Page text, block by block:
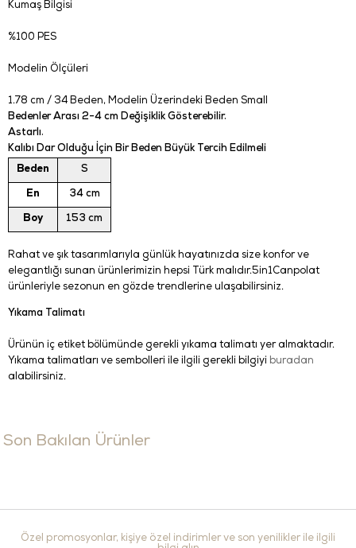
Kumaş Bilgisi
%100 PES
Modelin Ölçüleri
1.78 cm / 34 Beden, Modelin Üzerindeki Beden Small
Bedenler Arası 2-4 cm Değişiklik Gösterebilir.
Astarlı.
Kalıbı Dar Olduğu İçin Bir Beden Büyük Tercih Edilmeli
Beden
S
En 34 cm
Boy 153 cm
Rahat ve şık tasarımlarıyla günlük hayatınızda size konfor ve
elegantlığı sunan ürünlerimizin hepsi Türk malıdır.5in1Canpolat
ürünleriyle sezonun en gözde trendlerine ulaşabilirsiniz.
Yıkama Talimatı
Ürünün iç etiket bölümünde gerekli yıkama talimatı yer almaktadır.
Yıkama talimatları ve sembolleri ile ilgili gerekli bilgiyi buradan
alabilirsiniz.
Son Bakılan Ürünler
Özel promosyonlar, kişiye özel indirimler ve son yenilikler ile ilgili